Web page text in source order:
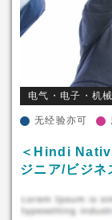
电气・电子・机
无经验亦可
＜Hindi
ジニア/ビジネ